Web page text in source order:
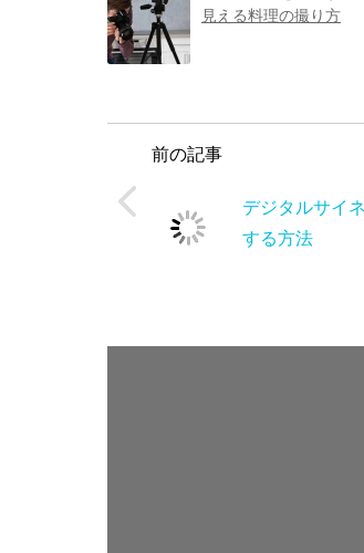
見える料理の撮り方
前の記事
デジタルサ
作する方法